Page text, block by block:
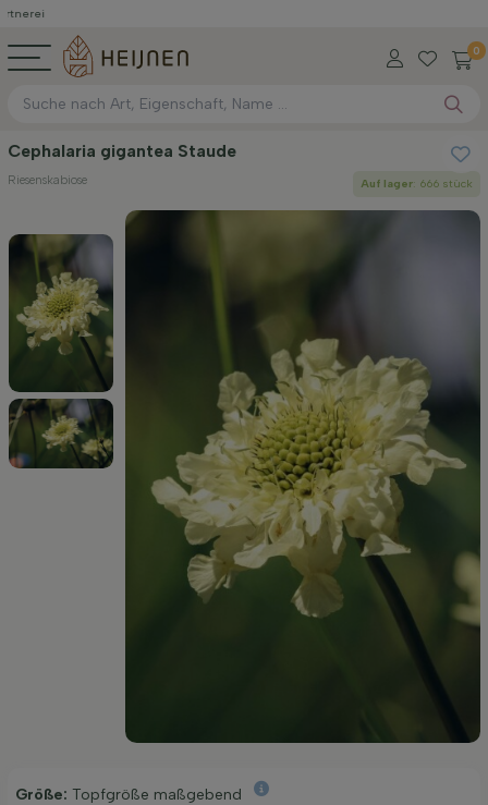
0
Cephalaria gigantea Staude
Riesenskabiose Auf lager: 666 stück
Größe: Topfgröße maßgebend